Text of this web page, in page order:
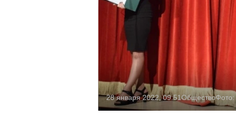
28 января 2022, 09:51ОбществоФото: